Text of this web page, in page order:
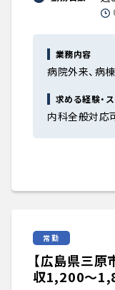
業務内容
病院外来、病
求める経験・
内科全般対応
常勤
【広島県三原
収1,200〜